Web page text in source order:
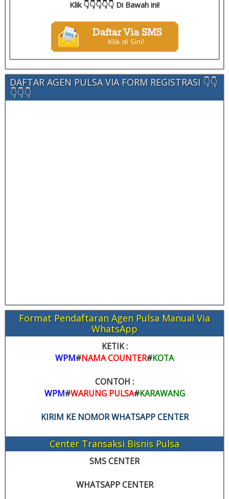
Klik 👇👇👇👇👇 Di Bawah ini!
DAFTAR AGEN PULSA VIA FORM REGISTRASI 👇👇
👇👇👇
Format Pendaftaran Agen Pulsa Manual Via
WhatsApp
KETIK :
WPM#NAMA COUNTER#KOTA
CONTOH :
WPM#WARUNG PULSA#KARAWANG
KIRIM KE NOMOR WHATSAPP CENTER
Center Transaksi Bisnis Pulsa
SMS CENTER
WHATSAPP CENTER